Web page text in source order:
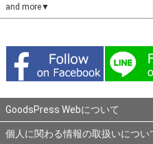
and more▼
GoodsPress Webについて
個人に関わる情報の取扱いについ